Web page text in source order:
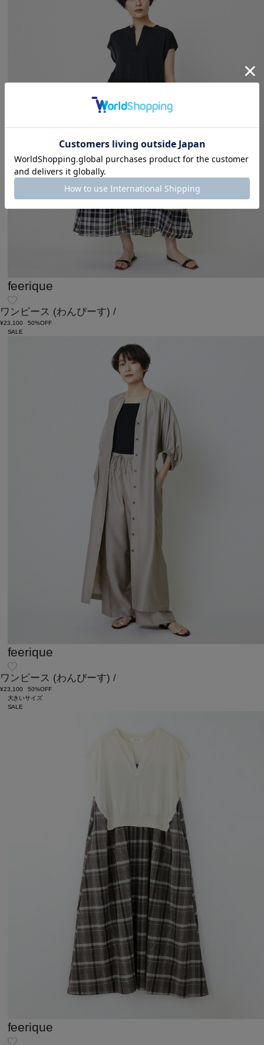
feerique
ワンピース (わんぴーす) /
¥23,100
50%OFF
SALE
feerique
ワンピース (わんぴーす) /
¥23,100
50%OFF
大きいサイズ
SALE
feerique